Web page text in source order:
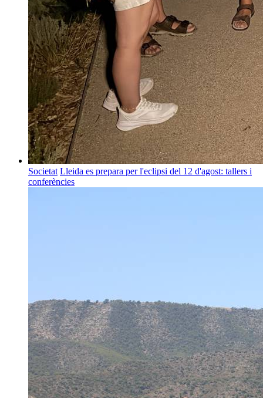
Societat Lleida es prepara per l'eclipsi del 12 d'agost: tallers i
conferències